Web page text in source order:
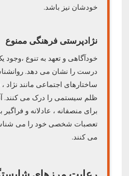
خودشان نیز باشد.
نژادپرستی فرهنگی ممنوع
خودآگاهی و تعهد به تنوع ،وجود
درست را نشان می دهد.
ساختارهای اجتماعی مانند نژاد
ظلم سیستمی را درک می کنند.
برای منصفانه ، عادلانه و
تعصبات شخصی خود را می
می کنند.